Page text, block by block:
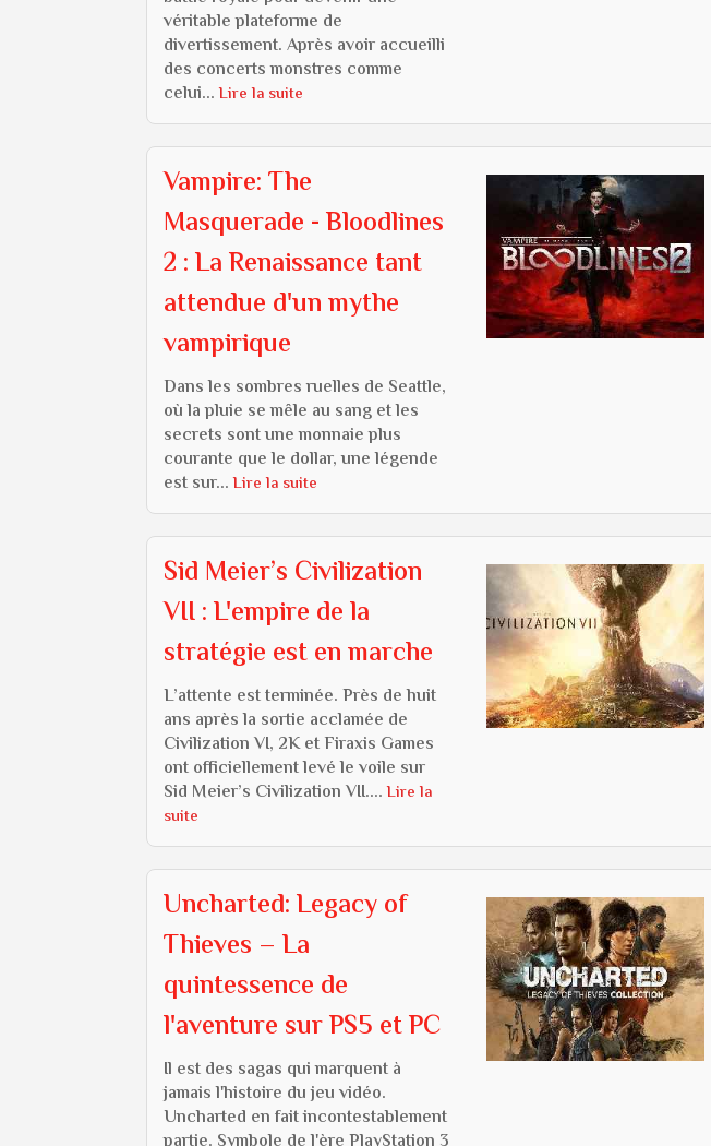
véritable plateforme de
divertissement. Après avoir accueilli
des concerts monstres comme
celui...Lire la suite
Vampire: The
Masquerade - Bloodlines
2 : La Renaissance tant
attendue d'un mythe
vampirique
Dans les sombres ruelles de Seattle,
où la pluie se mêle au sang et les
secrets sont une monnaie plus
courante que le dollar, une légende
est sur...Lire la suite
Sid Meier’s Civilization
VII : L'empire de la
stratégie est en marche
L’attente est terminée. Près de huit
ans après la sortie acclamée de
Civilization VI, 2K et Firaxis Games
ont officiellement levé le voile sur
Sid Meier’s Civilization VII....Lire la
suite
Uncharted: Legacy of
Thieves – La
quintessence de
l'aventure sur PS5 et PC
Il est des sagas qui marquent à
jamais l'histoire du jeu vidéo.
Uncharted en fait incontestablement